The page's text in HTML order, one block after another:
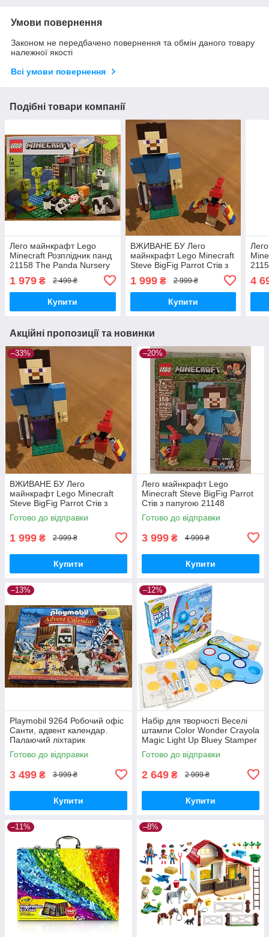
Умови повернення
Законом не передбачено повернення та обмін даного товару
належної якості
Всі умови повернення
Подібні товари компанії
Лего майнкрафт Lego
Minecraft Розплідник панд
21158 The Panda Nursery
1 979 ₴ 2 499 ₴
Купити
ВЖИВАНЕ БУ Лего
майнкрафт Lego Minecraft
Steve BigFig Parrot Стів з
1 999₴ 2 999 ₴
Купити
4
Акційні пропозиції та новинки
–33%
ВЖИВАНЕ БУ Лего
майнкрафт Lego Minecraft
Steve BigFig Parrot Стів з
папугою 21148
Готово до відправки
1 999 ₴ 2 999 ₴
Купити
–20%
Лего майнкрафт Lego
Minecraft Steve BigFig Parrot
Стів з папугою 21148
Готово до відправки
3 999 ₴ 4 999 ₴
Купити
–13%
Playmobil 9264 Робочий офіс
Санти, адвент календар.
Палаючий ліхтарик
Готово до відправки
3 499 ₴ 3 999 ₴
Купити
–12%
Набір для творчості Веселі
штампи Color Wonder Crayola
Magic Light Up Bluey Stamper
Art Set
Готово до відправки
2 649 ₴ 2 999 ₴
Купити
–11% –8%